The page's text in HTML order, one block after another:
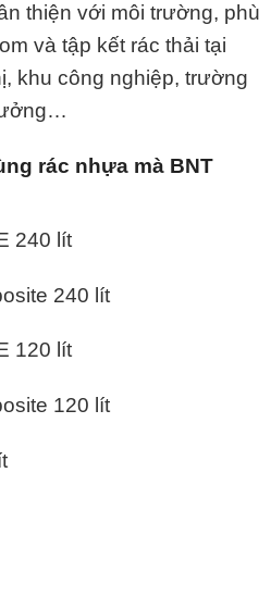
thiện với môi trường, phù
và tập kết rác thải tại
khu công nghiệp, trường
rác nhựa mà BNT
240 lít
240 lít
120 lít
120 lít